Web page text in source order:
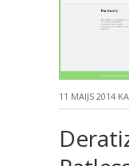
11 MAIJS 2014